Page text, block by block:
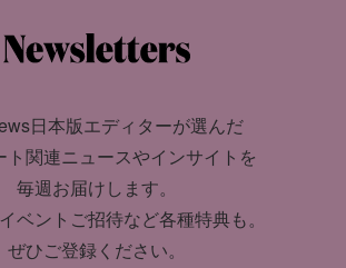
日本版エディターが選んだ
ト関連ニュースやインサイトを
毎週お届けします。
ベントご招待など各種特典も。
ぜひご登録ください。